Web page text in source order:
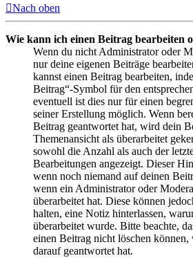
Nach oben
Wie kann ich einen Beitrag bearbeiten
Wenn du nicht Administrator oder
nur deine eigenen Beiträge
kannst einen Beitrag bearbeiten,
Beitrag“-Symbol für den
eventuell ist dies nur für einen
seiner Erstellung möglich. Wenn
Beitrag geantwortet hat, wird dein
Themenansicht als überarbeitet
sowohl die Anzahl als auch der
Bearbeitungen angezeigt. Dieser
wenn noch niemand auf deinen
wenn ein Administrator oder
überarbeitet hat. Diese können
halten, eine Notiz hinterlassen,
überarbeitet wurde. Bitte beachte,
einen Beitrag nicht löschen können,
darauf geantwortet hat.